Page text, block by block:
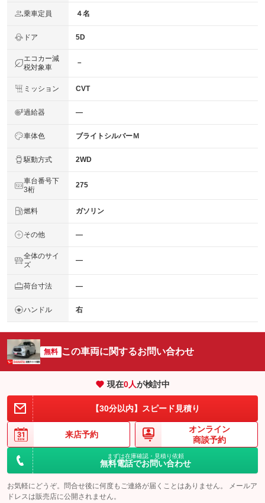
乗車定員 ４名
ドア 5D
エコカー減
税対象車
－
ミッション CVT
過給器 ―
車体色 ブライトシルバーＭ
駆動方式 2WD
車台番号下
3桁
275
燃料 ガソリン
その他 ―
全体のサイ
ズ
―
荷台寸法 ―
ハンドル 右
無料 この車両に関するお問い合わせ
現在0人が検討中
【30分以内】スピード見積り
来店予約
オンライン
商談予約
まずは在庫確認・見積り依頼
無料電話でお問い合わせ
お気軽にどうぞ。問合せ後に何度もご連絡が届くことはありません。 メールア
ドレスは販売店に公開されません。